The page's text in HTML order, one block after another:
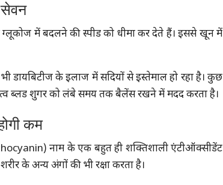
ग्लूकोज में बदलने की स्पीड को धीमा कर देते हैं। इससे खून में
डायबिटीज के इलाज में सदियों से इस्तेमाल हो रहा है। कुछ
ब्लड शुगर को लंबे समय तक बैलेंस रखने में मदद करता है।
कम
नाम के एक बहुत ही शक्तिशाली एंटीऑक्सीडेंट
के अन्य अंगों की भी रक्षा करता है।